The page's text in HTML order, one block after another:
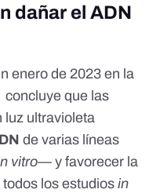
dañar el ADN
enero de 2023 en la
concluye que las
luz ultravioleta
de varias líneas
vitro— y favorecer la
los estudios in